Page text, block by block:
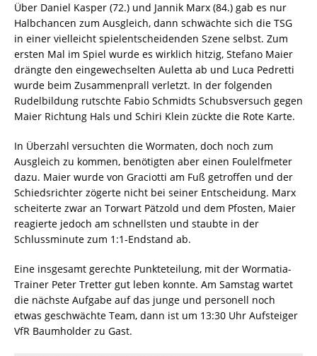
Über Daniel Kasper (72.) und Jannik Marx (84.) gab es nur
Halbchancen zum Ausgleich, dann schwächte sich die TSG
in einer vielleicht spielentscheidenden Szene selbst. Zum
ersten Mal im Spiel wurde es wirklich hitzig, Stefano Maier
drängte den eingewechselten Auletta ab und Luca Pedretti
wurde beim Zusammenprall verletzt. In der folgenden
Rudelbildung rutschte Fabio Schmidts Schubsversuch gegen
Maier Richtung Hals und Schiri Klein zückte die Rote Karte.
In Überzahl versuchten die Wormaten, doch noch zum
Ausgleich zu kommen, benötigten aber einen Foulelfmeter
dazu. Maier wurde von Graciotti am Fuß getroffen und der
Schiedsrichter zögerte nicht bei seiner Entscheidung. Marx
scheiterte zwar an Torwart Pätzold und dem Pfosten, Maier
reagierte jedoch am schnellsten und staubte in der
Schlussminute zum 1:1-Endstand ab.
Eine insgesamt gerechte Punkteteilung, mit der Wormatia-
Trainer Peter Tretter gut leben konnte. Am Samstag wartet
die nächste Aufgabe auf das junge und personell noch
etwas geschwächte Team, dann ist um 13:30 Uhr Aufsteiger
VfR Baumholder zu Gast.